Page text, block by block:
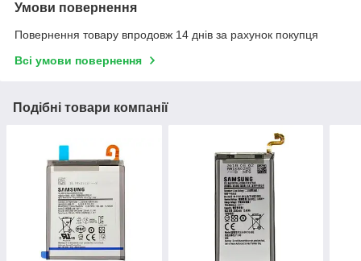
Умови повернення
Повернення товару впродовж 14 днів за рахунок покупця
Всі умови повернення
Подібні товари компанії